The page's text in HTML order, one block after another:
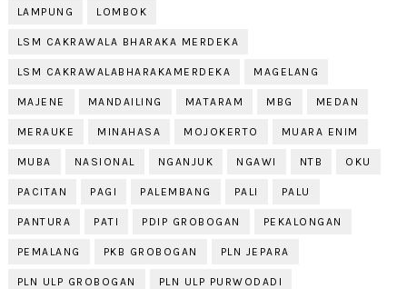
LAMPUNG LOMBOK
LSM CAKRAWALA BHARAKA MERDEKA
LSM CAKRAWALABHARAKAMERDEKA MAGELANG
MAJENE MANDAILING MATARAM MBG MEDAN
MERAUKE MINAHASA MOJOKERTO MUARA ENIM
MUBA NASIONAL NGANJUK NGAWI NTB OKU
PACITAN PAGI PALEMBANG PALI PALU
PANTURA PATI PDIP GROBOGAN PEKALONGAN
PEMALANG PKB GROBOGAN PLN JEPARA
PLN ULP GROBOGAN PLN ULP PURWODADI